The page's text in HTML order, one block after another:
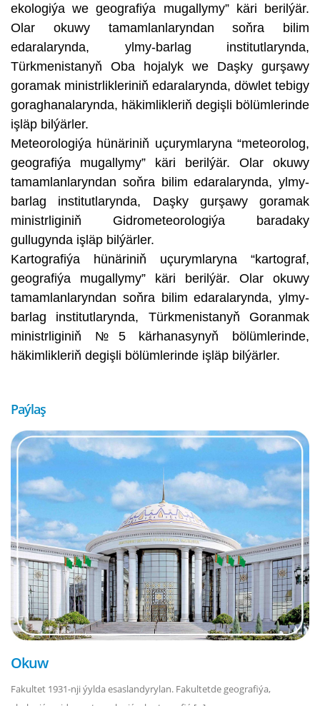
ekologiýa we geografiýa mugallymy” käri berilýär.
Olar okuwy tamamlanlaryndan soňra bilim
edaralarynda, ylmy-barlag institutlarynda,
Türkmenistanyň Oba hojalyk we Daşky gurşawy
goramak ministrlikleriniň edaralarynda, döwlet tebigy
goraghanalarynda, häkimlikleriň degişli bölümlerinde
işläp bilýärler.
Meteorologiýa hünäriniň uçurymlaryna “meteorolog,
geografiýa mugallymy” käri berilýär. Olar okuwy
tamamlanlaryndan soňra bilim edaralarynda, ylmy-
barlag institutlarynda, Daşky gurşawy goramak
ministrliginiň Gidrometeorologiýa baradaky
gullugynda işläp bilýärler.
Kartografiýa hünäriniň uçurymlaryna “kartograf,
geografiýa mugallymy” käri berilýär. Olar okuwy
tamamlanlaryndan soňra bilim edaralarynda, ylmy-
barlag institutlarynda, Türkmenistanyň Goranmak
ministrliginiň №5 kärhanasynyň bölümlerinde,
häkimlikleriň degişli bölümlerinde işläp bilýärler.
Paýlaş
Okuw
Fakultet 1931-nji ýylda esaslandyrylan. Fakultetde geografiýa,